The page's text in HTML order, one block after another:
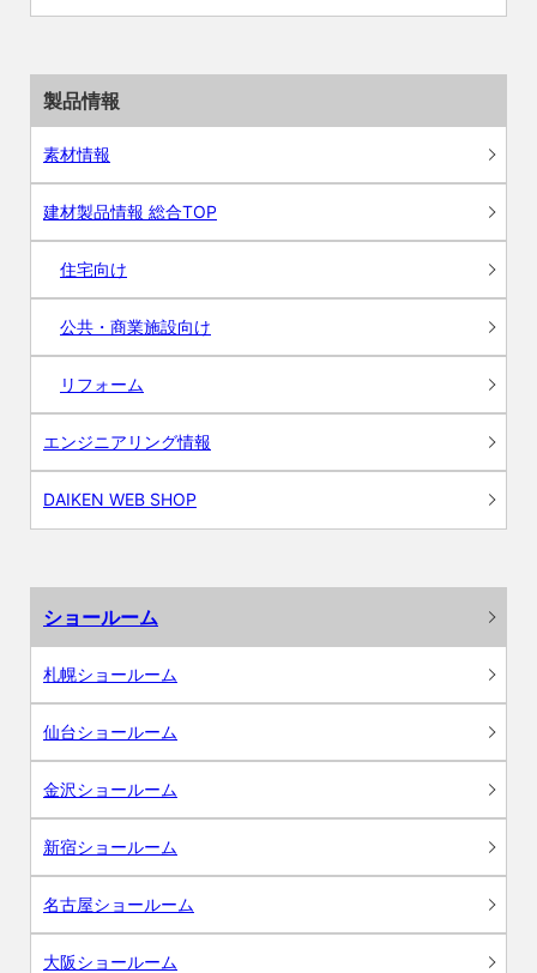
製品情報
素材情報
建材製品情報 総合TOP
住宅向け
公共・商業施設向け
リフォーム
エンジニアリング情報
DAIKEN WEB SHOP
ショールーム
札幌ショールーム
仙台ショールーム
金沢ショールーム
新宿ショールーム
名古屋ショールーム
大阪ショールーム